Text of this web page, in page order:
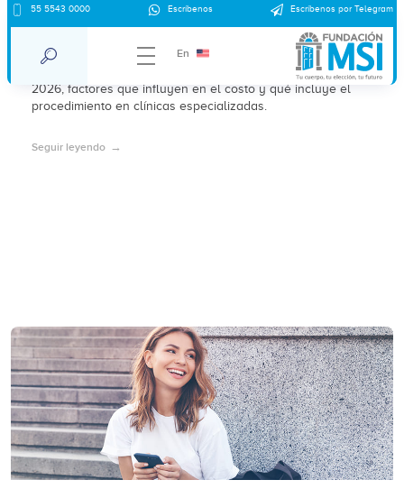
55 5543 0000 Escríbenos Escríbenos por Telegram
En
¿Cuánto cuesta el SIU Kyleena? Precio
Precio del SIU Kyleena en clínica Coyoacán CDMX en
2026, factores que influyen en el costo y qué incluye el
procedimiento en clínicas especializadas.
Seguir leyendo